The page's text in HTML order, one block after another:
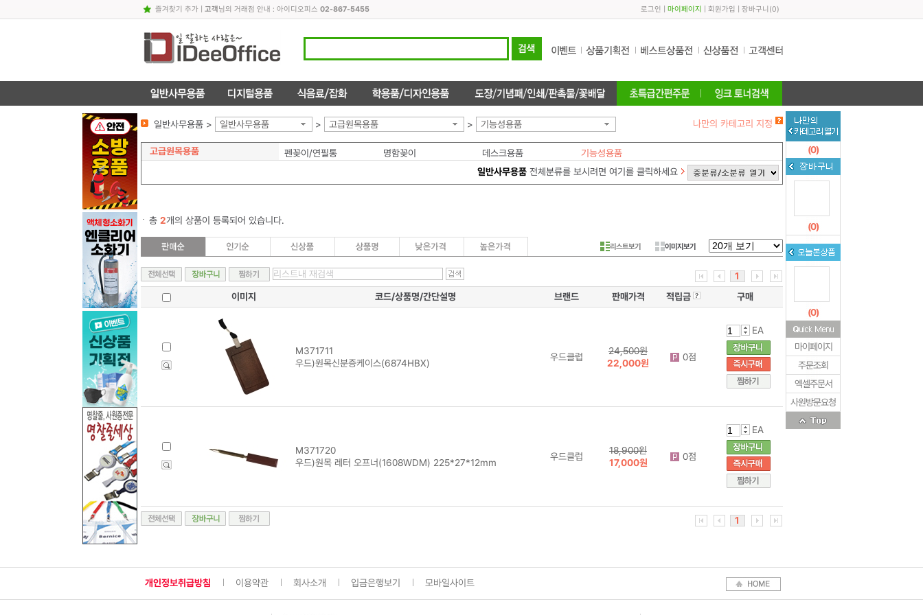
즐겨찾기 추가| 고객님의 거래점 안내 : 아이디오피스 02-867-5455 로그인 마이페이지 회원가입 장바구니 (0)
일반사무용품 > 일반사무용품 > 고급원목용품 > 기능성용품 나만의 카테고리 지정
고급원목용품 펜꽂이/연필통 명함꽂이 데스크용품
기능성용품
일반사무용품전체분류를 보시려면 여기를 클릭하세요
총 2개의 상품이 등록되어 있습니다.
리스트보기 이미지보기
1
이미지
코드/상품명/간단설명 브랜드 판매가격 적립금 구매
M371711
우드)원목신분증케이스(6874HBX)
우드클럽
24,500원
22,000원
0점
EA
M371720
우드)원목 레터 오프너(1608WDM) 225*27*12mm
우드클럽
18,900원
17,000원
0점
EA
1
(0)
(0)
(0)
마이페이지
주문조회
엑셀주문서
사원방문요청
개인정보취급방침 이용약관 회사소개 입금은행보기 모바일사이트